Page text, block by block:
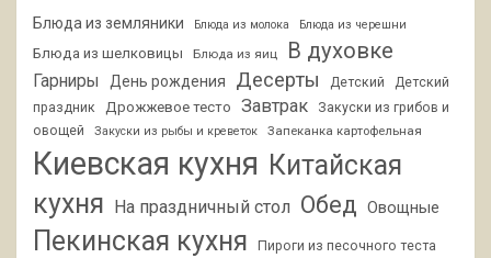
Блюда из земляники Блюда из молока Блюда из черешни
Блюда из шелковицы Блюда из яиц В духовке
Гарниры День рождения Десерты Детский
Детский
праздник
Дрожжевое тесто Завтрак
Закуски из грибов и
овощей
Закуски из рыбы и креветок Запеканка картофельная
Киевская кухня Китайская
кухня На праздничный стол Обед Овощные
Пекинская кухня Пироги из песочного теста